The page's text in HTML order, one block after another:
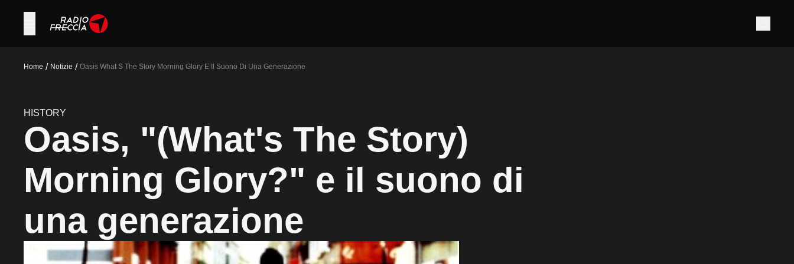
Home / Notizie / Oasis What S The Story Morning Glory E Il Suono Di Una Generazione
HISTORY
Oasis, "(What's The Story)
Morning Glory?" e il suono di
una generazione